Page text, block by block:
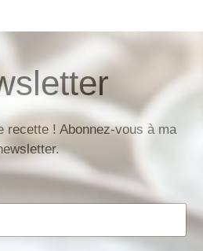
recette ! Abonnez-vous à ma